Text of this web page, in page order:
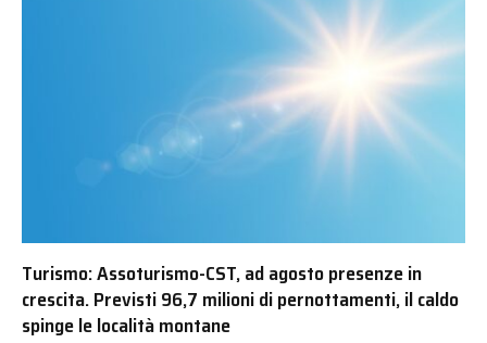
Turismo: Assoturismo-CST, ad agosto presenze in
crescita. Previsti 96,7 milioni di pernottamenti, il caldo
spinge le località montane